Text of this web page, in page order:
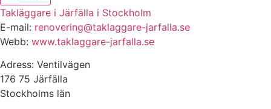
Takläggare i Järfälla i Stockholm
E-mail: renovering@taklaggare-jarfalla.se
Webb: www.taklaggare-jarfalla.se
Adress: Ventilvägen
176 75 Järfälla
Stockholms län